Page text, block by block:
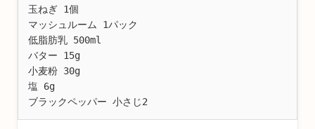
玉ねぎ 1個
マッシュルーム 1パック
低脂肪乳 500ml
バター 15g
小麦粉 30g
塩 6g
ブラックペッパー 小さじ2